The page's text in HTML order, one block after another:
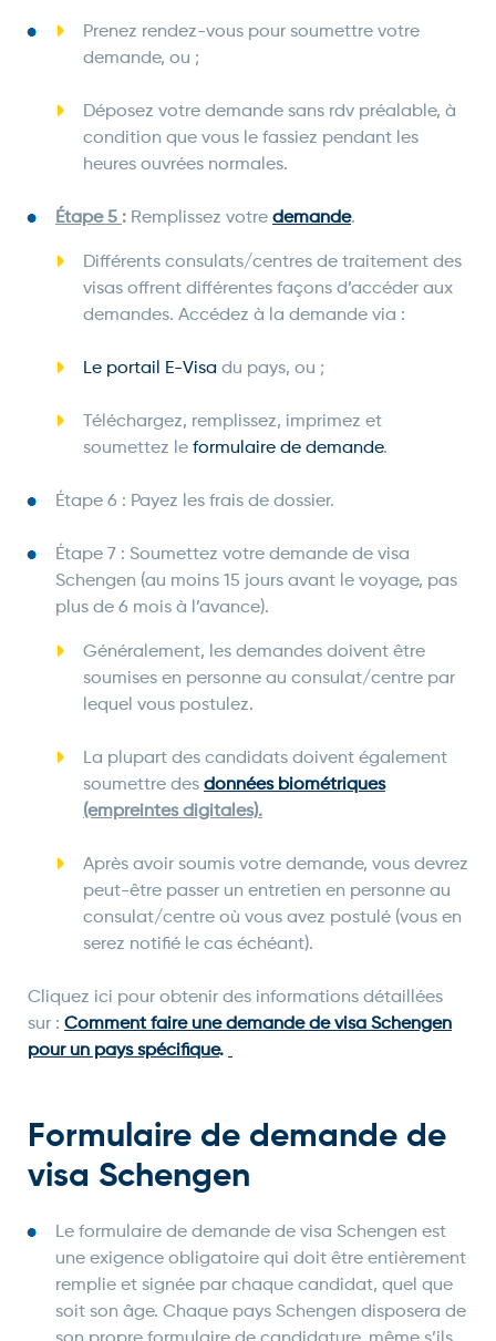
Prenez rendez-vous pour soumettre votre
demande, ou ;
Déposez votre demande sans rdv préalable, à
condition que vous le fassiez pendant les
heures ouvrées normales.
Étape 5 : Remplissez votre demande.
Différents consulats/centres de traitement des
visas offrent différentes façons d’accéder aux
demandes. Accédez à la demande via :
Le portail E-Visa du pays, ou ;
Téléchargez, remplissez, imprimez et
soumettez le formulaire de demande.
Étape 6 : Payez les frais de dossier.
Étape 7 : Soumettez votre demande de visa
Schengen (au moins 15 jours avant le voyage, pas
plus de 6 mois à l’avance).
Généralement, les demandes doivent être
soumises en personne au consulat/centre par
lequel vous postulez.
La plupart des candidats doivent également
soumettre des données biométriques
(empreintes digitales).
Après avoir soumis votre demande, vous devrez
peut-être passer un entretien en personne au
consulat/centre où vous avez postulé (vous en
serez notifié le cas échéant).
Cliquez ici pour obtenir des informations détaillées
sur : Comment faire une demande de visa Schengen
pour un pays spécifique.
Formulaire de demande de
visa Schengen
Le formulaire de demande de visa Schengen est
une exigence obligatoire qui doit être entièrement
remplie et signée par chaque candidat, quel que
soit son âge. Chaque pays Schengen disposera de